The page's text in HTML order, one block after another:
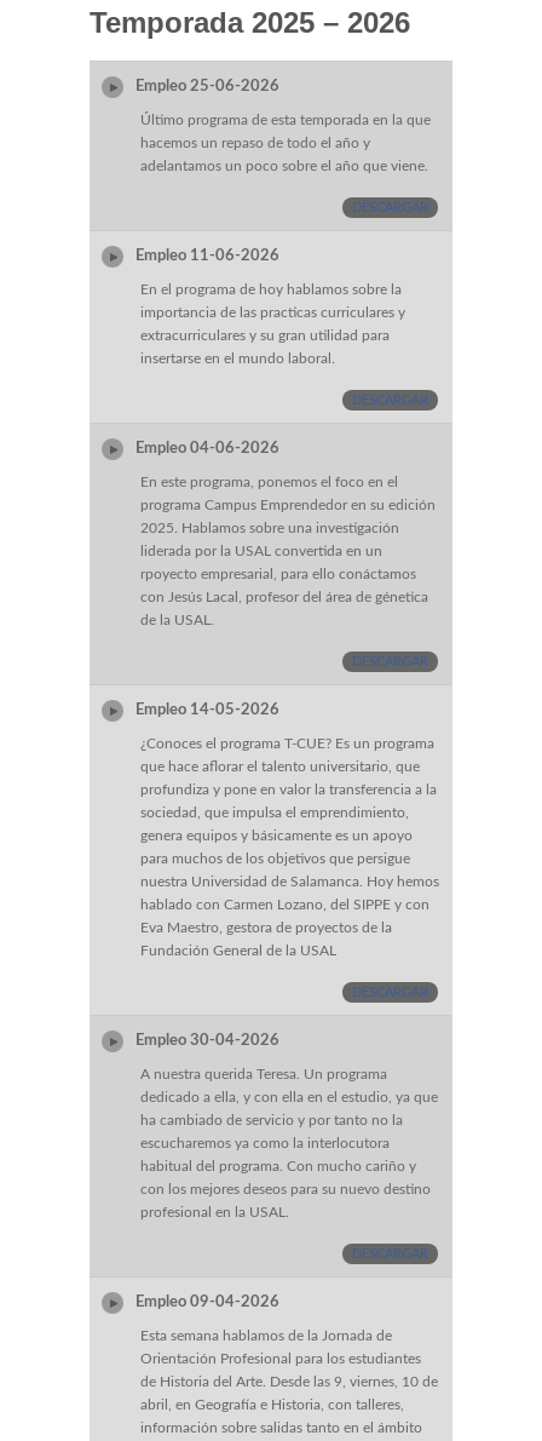
Temporada 2025 – 2026
Empleo 25-06-2026
Último programa de esta temporada en la que
hacemos un repaso de todo el año y
adelantamos un poco sobre el año que viene.
DESCARGAR
Empleo 11-06-2026
En el programa de hoy hablamos sobre la
importancia de las practicas curriculares y
extracurriculares y su gran utilidad para
insertarse en el mundo laboral.
DESCARGAR
Empleo 04-06-2026
En este programa, ponemos el foco en el
programa Campus Emprendedor en su edición
2025. Hablamos sobre una investigación
liderada por la USAL convertida en un
rpoyecto empresarial, para ello conáctamos
con Jesús Lacal, profesor del área de génetica
de la USAL.
DESCARGAR
Empleo 14-05-2026
¿Conoces el programa T-CUE? Es un programa
que hace aflorar el talento universitario, que
profundiza y pone en valor la transferencia a la
sociedad, que impulsa el emprendimiento,
genera equipos y básicamente es un apoyo
para muchos de los objetivos que persigue
nuestra Universidad de Salamanca. Hoy hemos
hablado con Carmen Lozano, del SIPPE y con
Eva Maestro, gestora de proyectos de la
Fundación General de la USAL
DESCARGAR
Empleo 30-04-2026
A nuestra querida Teresa. Un programa
dedicado a ella, y con ella en el estudio, ya que
ha cambiado de servicio y por tanto no la
escucharemos ya como la interlocutora
habitual del programa. Con mucho cariño y
con los mejores deseos para su nuevo destino
profesional en la USAL.
DESCARGAR
Empleo 09-04-2026
Esta semana hablamos de la Jornada de
Orientación Profesional para los estudiantes
de Historia del Arte. Desde las 9, viernes, 10 de
abril, en Geografía e Historia, con talleres,
información sobre salidas tanto en el ámbito